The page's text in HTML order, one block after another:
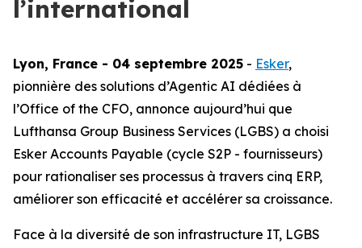
l’international
Lyon, France - 04 septembre 2025 - Esker,
pionnière des solutions d’Agentic AI dédiées à
l’Office of the CFO, annonce aujourd’hui que
Lufthansa Group Business Services (LGBS) a choisi
Esker Accounts Payable (cycle S2P - fournisseurs)
pour rationaliser ses processus à travers cinq ERP,
améliorer son efficacité et accélérer sa croissance.
Face à la diversité de son infrastructure IT, LGBS